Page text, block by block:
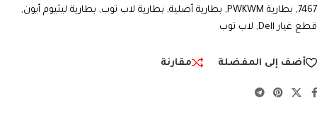
7467
, بطارية PWKWM , بطارية أصلية, بطارية لاب توب, بطارية ليثيوم أيون,
قطع غيار Dell
, لاب توب
أضف إلى المفضلة مقارنة